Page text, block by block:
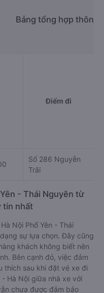
Bảng tổng hợp thông
Điểm đi
Số 286 Nguyễn
Trãi
- Thái Nguyên từ
tín nhất
Nội Phổ Yên - Thái
sự lựa chọn. Đây cũng
khách không biết nên
Bên cạnh đó, việc đảm
thích sau khi đặt vé xe đi
Hà Nội giữa nhà xe với
chưa được đảm bảo